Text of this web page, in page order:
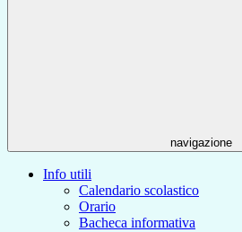
navigazione
Info utili
Calendario scolastico
Orario
Bacheca informativa